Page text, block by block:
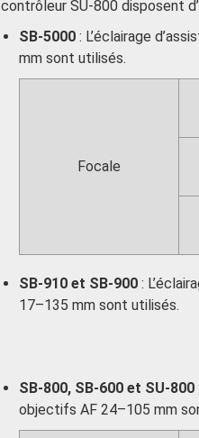
contrôleur SU-800 disposent
SB-5000: L’éclairage
mm sont utilisés.
Focale
SB-910 et SB-900:
17–135 mm sont utilisés.
SB-800, SB-600 et SU-800
objectifs AF 24–105 mm